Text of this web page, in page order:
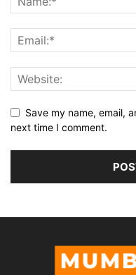
Save my name, email,
next time I comment.